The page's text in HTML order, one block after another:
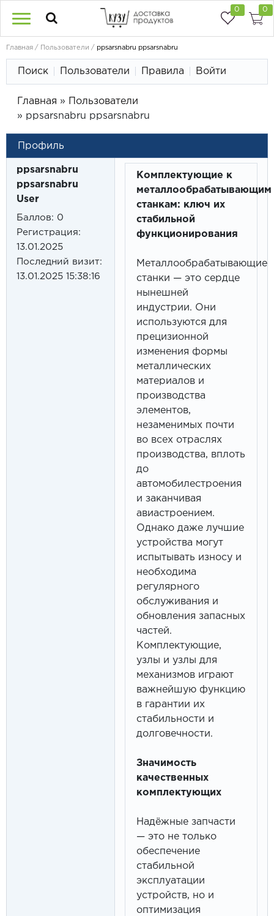
0 0
Главная Пользователи ppsarsnabru ppsarsnabru
Поиск Пользователи Правила Войти
Главная »
Пользователи
» ppsarsnabru ppsarsnabru
Профиль
ppsarsnabru
ppsarsnabru
User
Баллов: 0
Регистрация:
13.01.2025
Последний визит:
13.01.2025 15:38:16
Комплектующие к
металлообрабатывающим
станкам: ключ их
стабильной
функционирования
Металлообрабатывающие
станки — это сердце
нынешней
индустрии. Они
используются для
прецизионной
изменения формы
металлических
материалов и
производства
элементов,
незаменимых почти
во всех отраслях
производства, вплоть
до
автомобилестроения
и заканчивая
авиастроением.
Однако даже лучшие
устройства могут
испытывать износу и
необходима
регулярного
обслуживания и
обновления запасных
частей.
Комплектующие,
узлы и узлы для
механизмов играют
важнейшую функцию
в гарантии их
стабильности и
долговечности.
Значимость
качественных
комплектующих
Надёжные запчасти
— это не только
обеспечение
стабильной
эксплуатации
устройств, но и
оптимизация